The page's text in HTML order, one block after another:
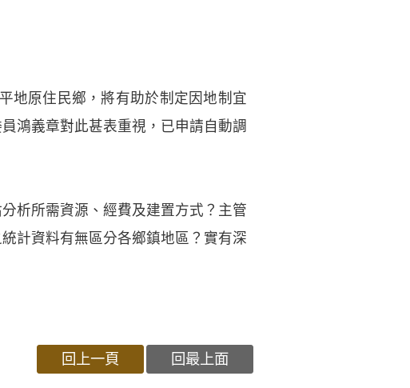
地原住民鄉，將有助於制定因地制宜
鴻義章對此甚表重視，已申請自動調
析所需資源、經費及建置方式？主管
計資料有無區分各鄉鎮地區？實有深
回上一頁 回最上面